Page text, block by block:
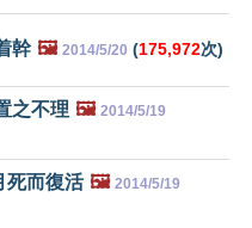
幹 🖼️ 2014/5/20 (175,972次)
之不理 🖼️ 2014/5/19
死而復活 🖼️ 2014/5/19